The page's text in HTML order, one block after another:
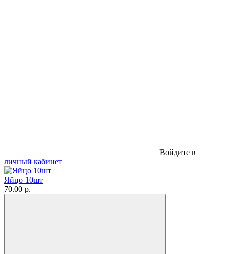
Войдите в
личный кабинет
Яйцо 10шт
70.00 р.